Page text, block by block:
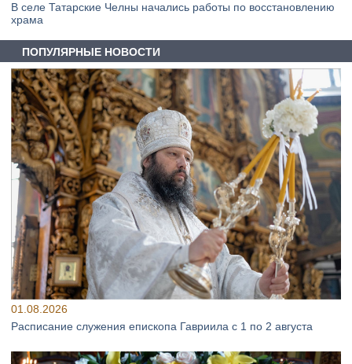
В селе Татарские Челны начались работы по восстановлению
храма
ПОПУЛЯРНЫЕ НОВОСТИ
01.08.2026
Расписание служения епископа Гавриила с 1 по 2 августа